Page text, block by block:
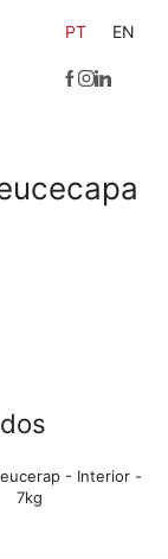
PT EN